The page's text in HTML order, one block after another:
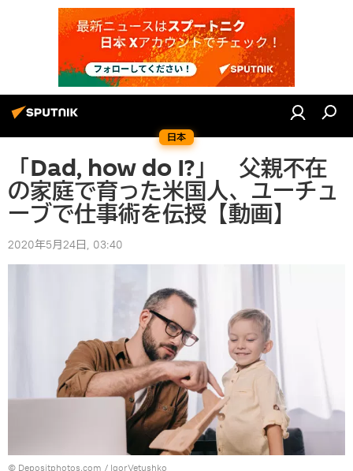
日本
「Dad, how do I?」 父親不在
の家庭で育った米国人、ユーチュ
ーブで仕事術を伝授【動画】
2020年5月24日, 03:40
© Depositphotos.com / IgorVetushko